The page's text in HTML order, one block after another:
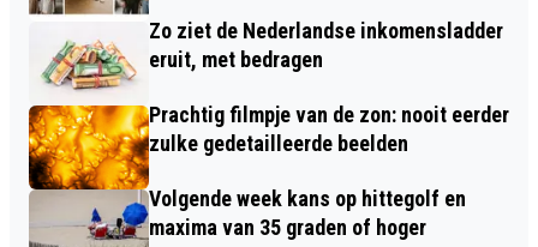
Zo ziet de Nederlandse inkomensladder
eruit, met bedragen
Prachtig filmpje van de zon: nooit eerder
zulke gedetailleerde beelden
Volgende week kans op hittegolf en
maxima van 35 graden of hoger